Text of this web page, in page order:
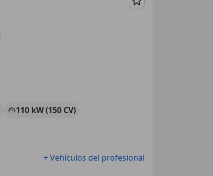
Guardar
110 kW (150 CV)
+ Vehículos del profesional